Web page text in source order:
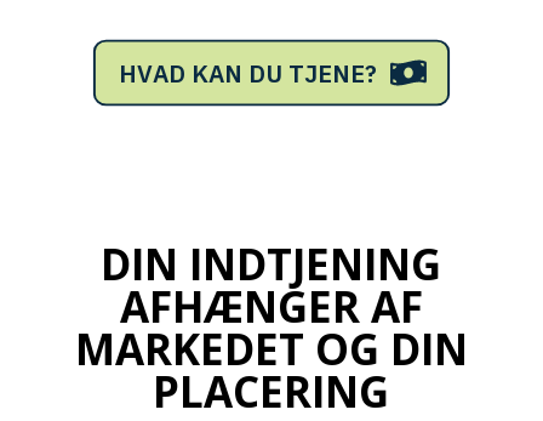
SPØRG AI-RO
O
T
E
M
M
A
DIN INDTJENING
AFHÆNGER AF
MARKEDET OG DIN
PLACERING